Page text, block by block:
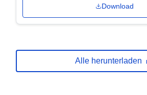
Download
Alle herunterladen